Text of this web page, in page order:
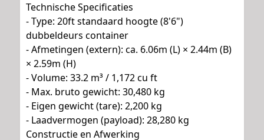
Technische Specificaties
- Type: 20ft standaard hoogte (8'6")
dubbeldeurs container
- Afmetingen (extern): ca. 6.06m (L) × 2.44m (B)
× 2.59m (H)
- Volume: 33.2 m³ / 1,172 cu ft
- Max. bruto gewicht: 30,480 kg
- Eigen gewicht (tare): 2,200 kg
- Laadvermogen (payload): 28,280 kg
Constructie en Afwerking